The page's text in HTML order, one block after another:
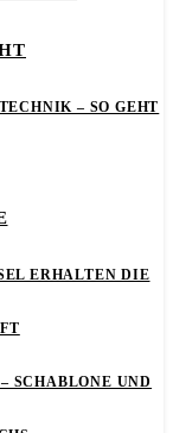
– SO GEHT
ERHALTEN DIE
SCHABLONE UND